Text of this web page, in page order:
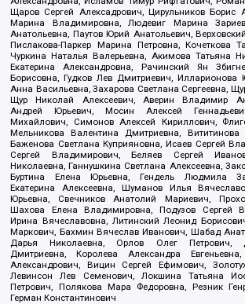
Щаров Сергей Алексадрович, Цирульников Борис
Марина Владимировна, Людевиг Марина
Анатольевна, Паутов Юрий Анатольевич,
Пислакова-Паркер Марина Петровна, Кочеткова
Чуркина Наталья Валерьевна, Акимова Татьяна
Екатерина Александровна, Рачинский Ян
Борисовна, Гудков Лев Дмитриевич,
Анна Васильевна, Захарова Светлана Сергеевна,
Щур Николай Алексеевич, Аверин Владимир
Андрей Юрьевич, Мосин Алексей
Михайлович, Симонов Алексей Кириллович,
Мельникова Валентина Дмитриевна,
Баженова Светлана Куприяновна, Исаев Сергей
Сергей Владимирович, Беляев Сергей
Николаевна, Ганнушкина Светлана Алексеевна,
Буртина Елена Юрьевна, Гендель Людмила
Екатерина Алексеевна, Шуманов Илья
Юрьевна, Свечников Анатолий Мариевич,
Шахова Елена Владимировна, Подузов Сергей
Ирина Вячеславовна, Литинский Леонид
Маркович, Бахмин Вячеслав Иванович, Шабад
Дарья Николаевна, Орлов Олег Петрович,
Дмитриевна, Королева Александра
Александрович, Вицин Сергей Ефимович,
Левинсон Лев Семенович, Локшина Татьяна
Петрович, Полякова Мара Федоровна, Резник
Герман Константинович